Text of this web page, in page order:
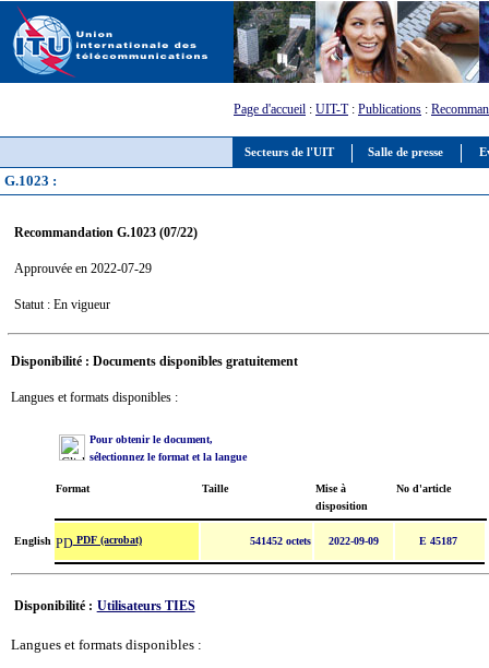
Secteurs de l'UIT Salle de presse
Page d'accueil : UIT-T: Publications :
G.1023 :
Recommandation G.1023 (07/22)
Approuvée en 2022-07-29
Statut : En vigueur
Disponibilité : Documents disponibles gratuitement
Langues et formats disponibles :
Pour obtenir le document,
sélectionnez le format et la langue
Format Taille
Mise à
disposition
No d'article
English PDF (acrobat) 541452 octets 2022-09-09 E 45187
Disponibilité : Utilisateurs TIES
Langues et formats disponibles :